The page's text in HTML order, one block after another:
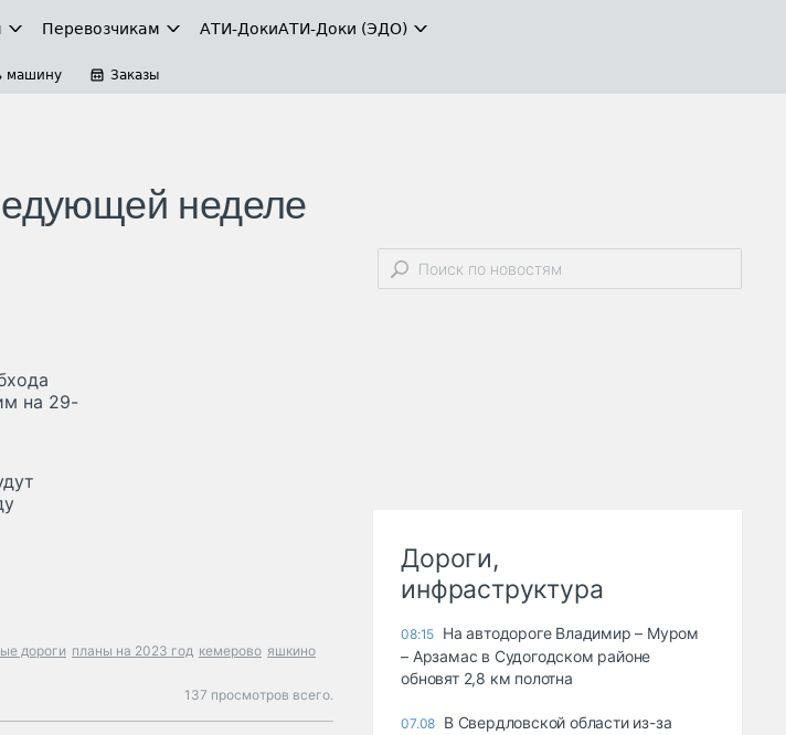
Перевозчикам АТИ-ДокиАТИ-Доки (ЭДО)
машину Заказы
неделе
на 29-
дороги планы на 2023 год кемерово яшкино
137 просмотров всего.
Дороги,
инфраструктура
08:15 На автодороге Владимир – Муром
– Арзамас в Судогодском районе
обновят 2,8 км полотна
07.08 В Свердловской области из-за